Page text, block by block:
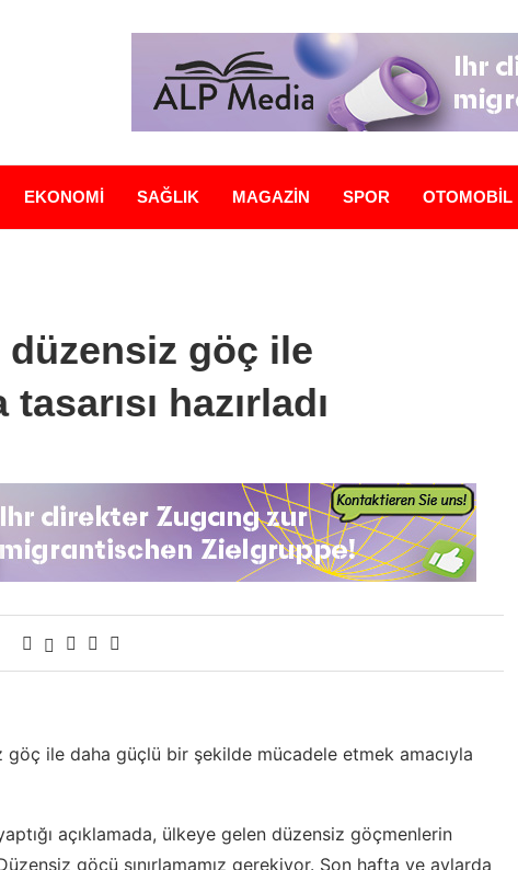
EKONOMİ SAĞLIK MAGAZİN SPOR OTOMOBİL
göç ile
hazırladı
göç ile daha güçlü bir şekilde mücadele etmek amacıyla
açıklamada, ülkeye gelen düzensiz göçmenlerin
göçü sınırlamamız gerekiyor. Son hafta ve aylarda